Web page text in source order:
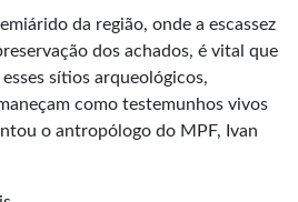
da região, onde a escassez
dos achados, é vital que
sítios arqueológicos,
como testemunhos vivos
o antropólogo do MPF, Ivan